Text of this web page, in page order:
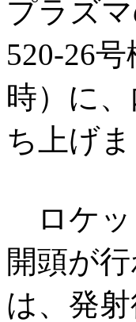
プラズ
520-26
時）に
ち上げま
ロケッ
開頭が
は、発